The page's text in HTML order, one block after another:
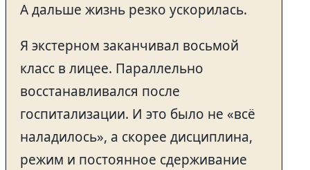
А дальше жизнь резко ускорилась.
Я экстерном заканчивал восьмой
класс в лицее. Параллельно
восстанавливался после
госпитализации. И это было не «всё
наладилось», а скорее дисциплина,
режим и постоянное сдерживание